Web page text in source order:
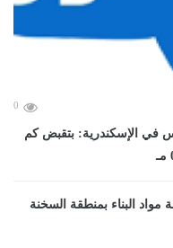
0
في الإسكندرية: بتقبض كم